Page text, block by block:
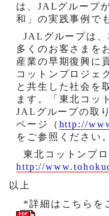
は、 JALグループ
和」の実践事例で
JAL グループは
多くのお客さまを
産業の早期復興に
コットンプロジェ
と共生した社会を
ます。「東北コッ
JAL グループの取
ページ（ http://
をご参照ください。
東北コットンプ
http://
以上
*詳細はこちらを